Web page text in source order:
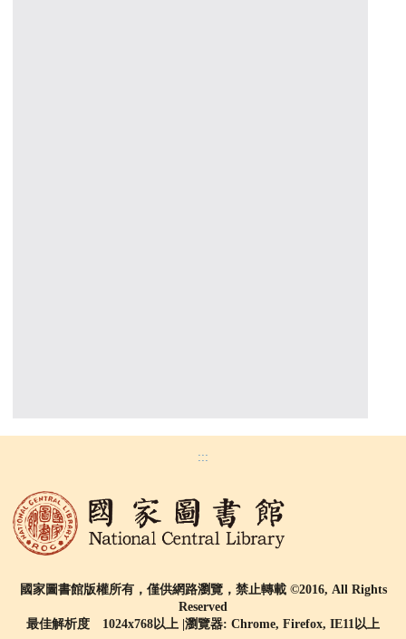
:::
國家圖書館版權所有，僅供網路瀏覽，禁止轉載 ©2016, All Rights
Reserved
最佳解析度 1024x768以上 |瀏覽器: Chrome, Firefox, IE11以上